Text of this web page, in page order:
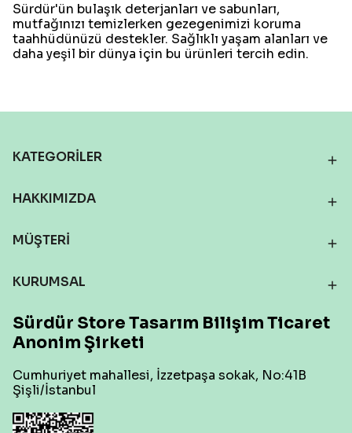
Sürdür'ün bulaşık deterjanları ve sabunları,
mutfağınızı temizlerken gezegenimizi koruma
taahhüdünüzü destekler. Sağlıklı yaşam alanları ve
daha yeşil bir dünya için bu ürünleri tercih edin.
KATEGORİLER
HAKKIMIZDA
MÜŞTERİ
KURUMSAL
Sürdür Store Tasarım Bilişim Ticaret
Anonim Şirketi
Cumhuriyet mahallesi, İzzetpaşa sokak, No:41B
Şişli/İstanbul